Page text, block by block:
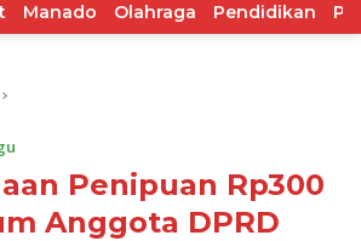
Manado Olahraga Pendidikan
Penipuan Rp300
Anggota DPRD